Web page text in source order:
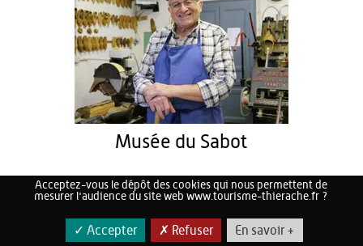
Musée du Sabot
BUIRONFOSSE
Acceptez-vous le dépôt des cookies qui nous permettent de
mesurer l'audience du site web www.tourisme-thierache.fr ?
✓ Accepter ✗ Refuser En savoir +